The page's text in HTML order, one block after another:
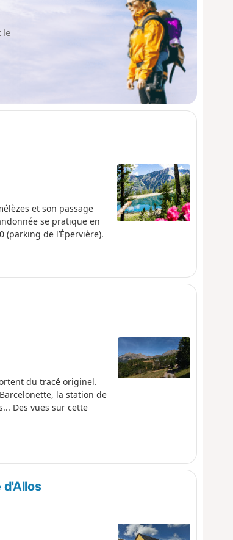
le
et son passage
se pratique en
de l’Épervière).
du tracé originel.
la station de
Des vues sur cette
d'Allos